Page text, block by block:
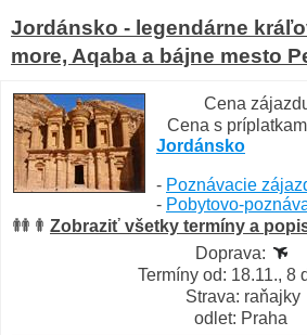
Jordánsko - legendárne
more, Aqaba a bájne mesto
Cena
Cena s
Jordánsko
- Poznávacie
- Pobytovo-
Zobraziť všetky termíny a
Doprava:
Termíny od: 18.11., 8
Strava: raňajky
odlet: Praha